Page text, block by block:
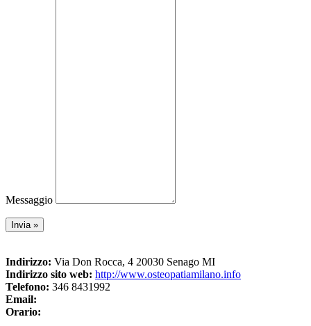
Messaggio
Indirizzo: Via Don Rocca, 4 20030 Senago MI
Indirizzo sito web: http://www.osteopatiamilano.info
Telefono: 346 8431992
Email:
Orario: